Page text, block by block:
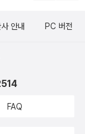
게 열어젖히고 있는
의 '이후'를 생각할
일부가 겪었던 시
사, 2005)를 마저
른 이유 하나는 이
는 점. 그리고 그 이
(그래서 그들은 전
안내 PC 버전
FAQ